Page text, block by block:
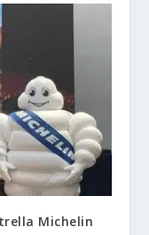
Michelin